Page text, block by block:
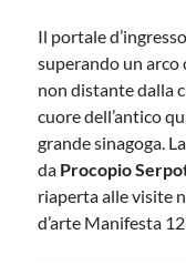
Il portale
superando un arco
non distante dalla
cuore dell’antico
grande sinagoga.
da Procopio
riaperta alle visite
d’arte Manifesta